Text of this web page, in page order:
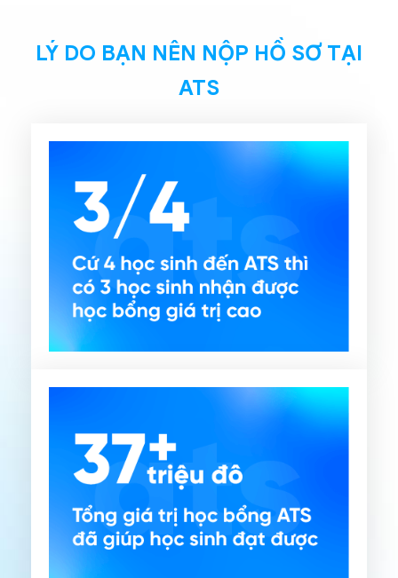
LÝ DO BẠN NÊN NỘP HỒ SƠ TẠI
ATS